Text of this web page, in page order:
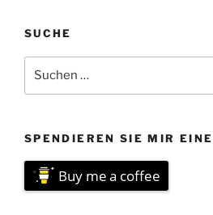
SUCHE
nach:
SPENDIEREN SIE MIR
Buy me a coffee